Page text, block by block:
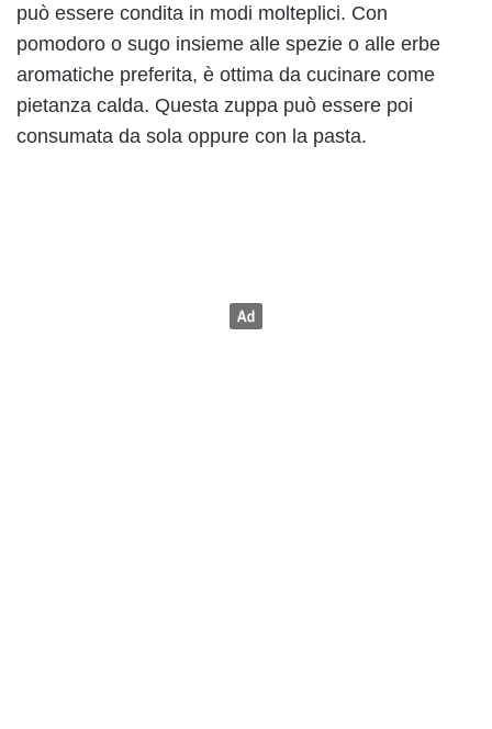
può essere condita in modi molteplici. Con
pomodoro o sugo insieme alle spezie o alle erbe
aromatiche preferita, è ottima da cucinare come
pietanza calda. Questa zuppa può essere poi
consumata da sola oppure con la pasta.